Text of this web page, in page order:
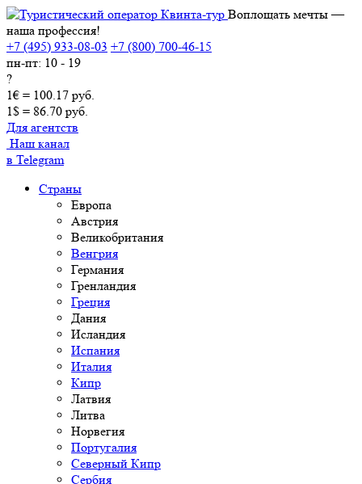
Воплощать мечты —
наша профессия!
+7 (495) 933-08-03 +7 (800) 700-46-15
пн-пт: 10 - 19
?
1€ = 100.17 руб.
1$ = 86.70 руб.
Для агентств
Наш канал
в Telegram
Страны
Европа
Австрия
Великобритания
Венгрия
Германия
Гренландия
Греция
Дания
Исландия
Испания
Италия
Кипр
Латвия
Литва
Норвегия
Португалия
Северный Кипр
Сербия